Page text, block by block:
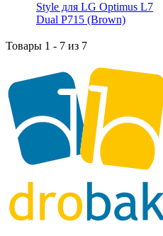
Товары 1 - 7 из 7